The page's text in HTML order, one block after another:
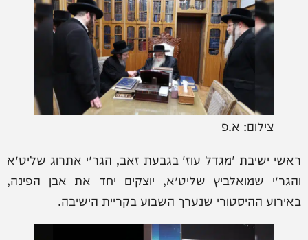
צילום: א.פ
ראשי ישיבת 'מגדל עוז' בגבעת זאב, הגר״י אתרוג שליט״א
והגר״י שמואלביץ שליט״א, יוצקים יחד את אבן הפינה,
באירוע ההיסטורי שנערך השבוע בקריית הישיבה.